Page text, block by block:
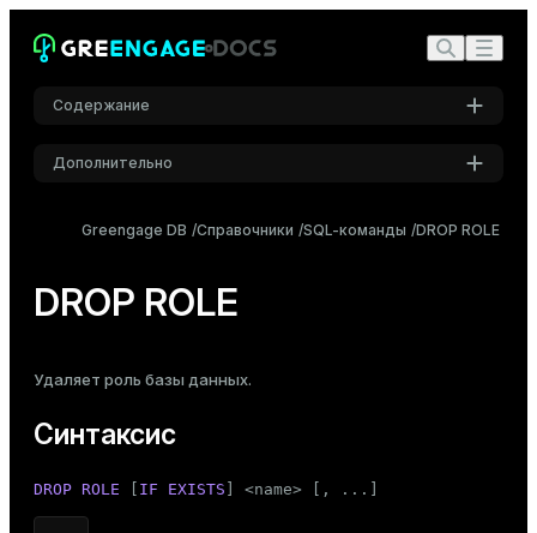
Содержание
Синтаксис
Примеры
См. также
Дополнительно
Roboto Mono
Средний
Greengage DB Справочники SQL-команды DROP ROLE
DROP ROLE
Удаляет роль базы данных.
Синтаксис
DROP ROLE IF EXISTS ] <name> [, ...]